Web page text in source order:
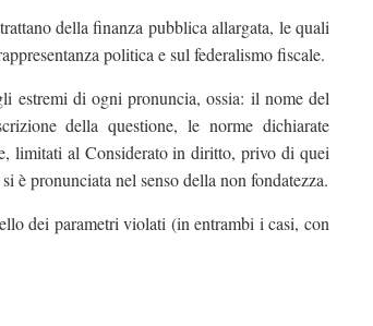
della finanza pubblica allargata, le quali
politica e sul federalismo fiscale.
estremi di ogni pronuncia, ossia: il nome del
della questione, le norme dichiarate
limitati al Considerato in diritto, privo di quei
pronunciata nel senso della non fondatezza.
dei parametri violati (in entrambi i casi, con